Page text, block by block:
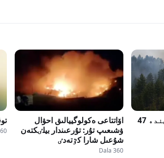
قازاقستاندا بٸر اپتا ٸشٸندە 47
اۆاتتاعى ەكولوگييالىق احۋال
ۋشىعىپ تۇر: تۇرعىندار بيلٸكتەن
شۇعىل شارا كٷتەدٸ
Dala 360